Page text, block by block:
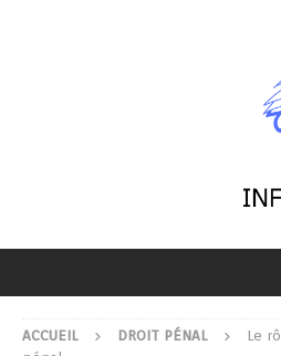
ACCUEIL DROIT PÉNAL
Le